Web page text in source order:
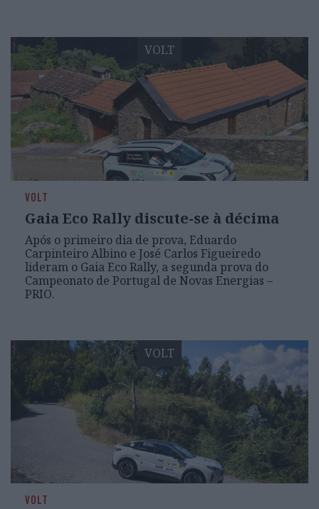
VOLT
VOLT
Gaia Eco Rally discute-se à décima
Após o primeiro dia de prova, Eduardo
Carpinteiro Albino e José Carlos Figueiredo
lideram o Gaia Eco Rally, a segunda prova do
Campeonato de Portugal de Novas Energias –
PRIO.
VOLT
VOLT